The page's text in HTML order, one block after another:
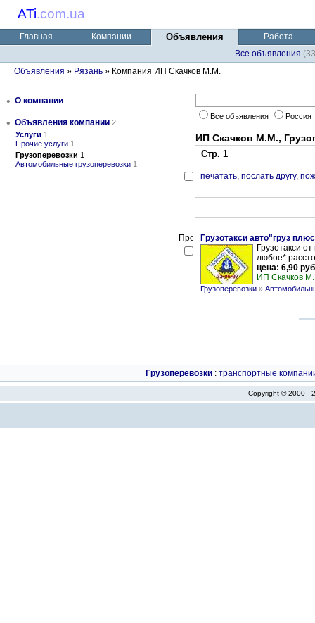
ATi.com.ua
Главная Компании Объявления
Работа
Все объявления
Объявления » Рязань » Компания ИП Скачков М.М.
• О компании
• Объявления компании 2
Услуги 1
Прочие услуги 1
Грузоперевозки 1
Автомобильные грузоперевозки 1
Все объявления Россия
ИП Скачков М.М.,
Стр. 1
печатать, послать другу,
Грузотакси авто"груз плюс
Грузотакси
любое*
цена: 6,90
ИП Скачков
Грузоперевозки »
Грузоперевозки : транспортные
Copyright © 2000 -